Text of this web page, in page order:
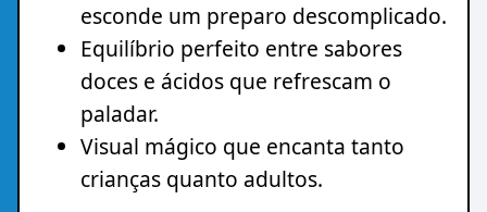
esconde um preparo descomplicado.
Equilíbrio perfeito entre sabores
doces e ácidos que refrescam o
paladar.
Visual mágico que encanta tanto
crianças quanto adultos.